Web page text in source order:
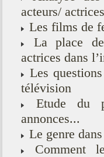
acteurs/ actrices
Les films de
La place
actrices dans
Les
télévision
Etude du
annonces...
Le genre
Comment